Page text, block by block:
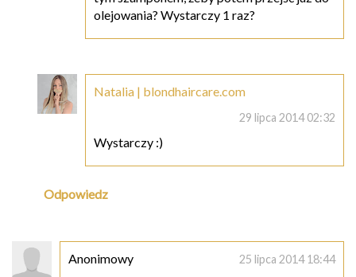
olejowania? Wystarczy 1 raz?
Natalia | blondhaircare.com
29 lipca 2014 02:32
Wystarczy :)
Odpowiedz
Anonimowy 25 lipca 2014 18:44